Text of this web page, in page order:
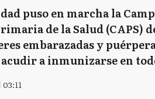
puso en marcha la
de la Salud (CAPS)
embarazadas y
a inmunizarse en